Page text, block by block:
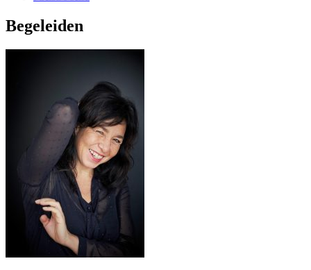
Begeleiden